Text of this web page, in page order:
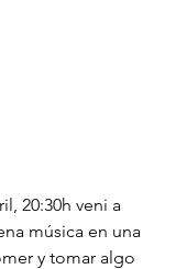
20:30h veni a
música en una
y tomar algo